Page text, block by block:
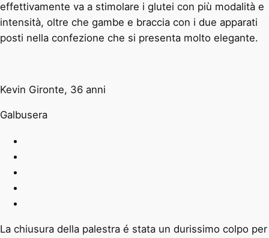
effettivamente va a stimolare i glutei con più modalità e
intensità, oltre che gambe e braccia con i due apparati
posti nella confezione che si presenta molto elegante.
Kevin Gironte, 36 anni
Galbusera
La chiusura della palestra é stata un durissimo colpo per